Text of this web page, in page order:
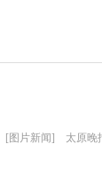
[图片新闻] 太原晚